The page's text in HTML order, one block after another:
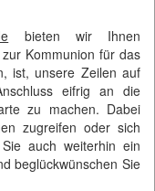
bieten wir Ihnen
Kommunion für das
ist, unsere Zeilen auf
eifrig an die
zu machen. Dabei
zugreifen oder sich
auch weiterhin ein
beglückwünschen Sie